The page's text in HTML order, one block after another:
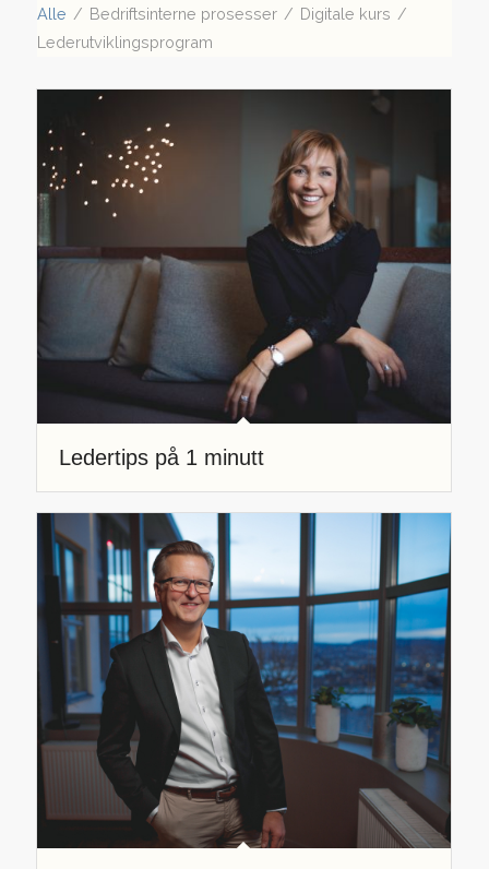
Alle / Bedriftsinterne prosesser / Digitale kurs /
Lederutviklingsprogram
Ledertips på 1 minutt